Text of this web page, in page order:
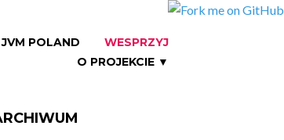
JVM POLAND
WESPRZYJ
O PROJEKCIE ▼